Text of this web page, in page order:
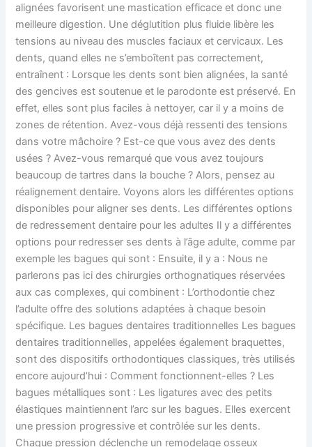
alignées favorisent une mastication efficace et donc une
meilleure digestion. Une déglutition plus fluide libère les
tensions au niveau des muscles faciaux et cervicaux. Les
dents, quand elles ne s’emboîtent pas correctement,
entraînent : Lorsque les dents sont bien alignées, la santé
des gencives est soutenue et le parodonte est préservé. En
effet, elles sont plus faciles à nettoyer, car il y a moins de
zones de rétention. Avez-vous déjà ressenti des tensions
dans votre mâchoire ? Est-ce que vous avez des dents
usées ? Avez-vous remarqué que vous avez toujours
beaucoup de tartres dans la bouche ? Alors, pensez au
réalignement dentaire. Voyons alors les différentes options
disponibles pour aligner ses dents. Les différentes options
de redressement dentaire pour les adultes Il y a différentes
options pour redresser ses dents à l’âge adulte, comme par
exemple les bagues qui sont : Ensuite, il y a : Nous ne
parlerons pas ici des chirurgies orthognatiques réservées
aux cas complexes, qui combinent : L’orthodontie chez
l’adulte offre des solutions adaptées à chaque besoin
spécifique. Les bagues dentaires traditionnelles Les bagues
dentaires traditionnelles, appelées également braquettes,
sont des dispositifs orthodontiques classiques, très utilisés
encore aujourd’hui : Comment fonctionnent-elles ? Les
bagues métalliques sont : Les ligatures avec des petits
élastiques maintiennent l’arc sur les bagues. Elles exercent
une pression progressive et contrôlée sur les dents.
Chaque pression déclenche un remodelage osseux